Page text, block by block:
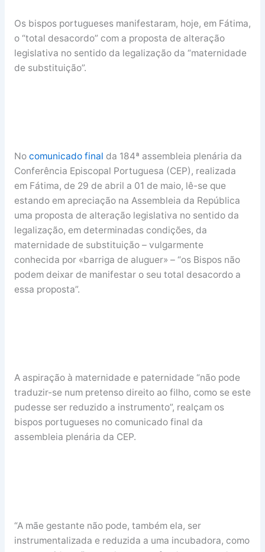
Os bispos portugueses manifestaram, hoje, em Fátima,
o “total desacordo” com a proposta de alteração
legislativa no sentido da legalização da “maternidade
de substituição”.
No comunicado final da 184ª assembleia plenária da
Conferência Episcopal Portuguesa (CEP), realizada
em Fátima, de 29 de abril a 01 de maio, lê-se que
estando em apreciação na Assembleia da República
uma proposta de alteração legislativa no sentido da
legalização, em determinadas condições, da
maternidade de substituição – vulgarmente
conhecida por «barriga de aluguer» – “os Bispos não
podem deixar de manifestar o seu total desacordo a
essa proposta”.
A aspiração à maternidade e paternidade “não pode
traduzir-se num pretenso direito ao filho, como se este
pudesse ser reduzido a instrumento”, realçam os
bispos portugueses no comunicado final da
assembleia plenária da CEP.
“A mãe gestante não pode, também ela, ser
instrumentalizada e reduzida a uma incubadora, como